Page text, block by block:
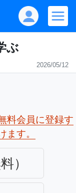
ぶ
2026/05/12
料会員に登録す
ます。
）